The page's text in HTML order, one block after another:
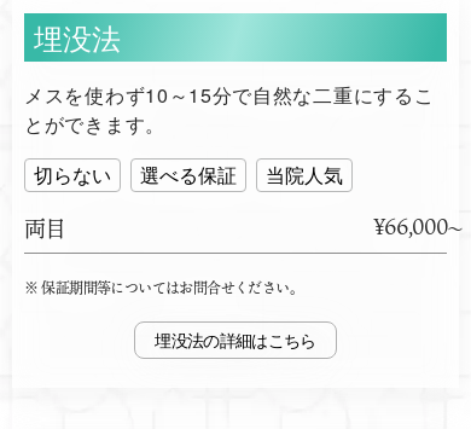
埋没法
メスを使わず10～15分で自然な二重にするこ
とができます。
切らない
選べる保証 当院人気
両目 ¥66,000
保証期間等についてはお問合せください。
埋没法